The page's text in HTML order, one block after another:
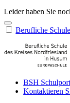
Leider haben Sie
Berufliche
BSH
Kontaktieren